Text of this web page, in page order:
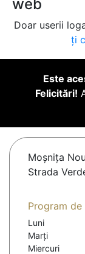
web
Doar userii
ți
Este
Felicitări!
Moşniţa
Strada
Program de
Luni
Marți
Miercuri